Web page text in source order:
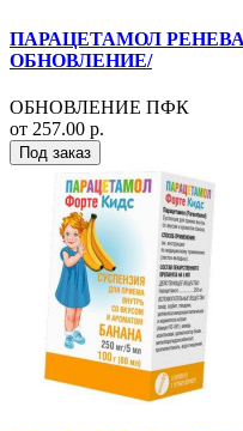
ПАРАЦЕТАМОЛ
ОБНОВЛЕНИЕ/
ОБНОВЛЕНИЕ ПФК
от 257.00 р.
Под заказ